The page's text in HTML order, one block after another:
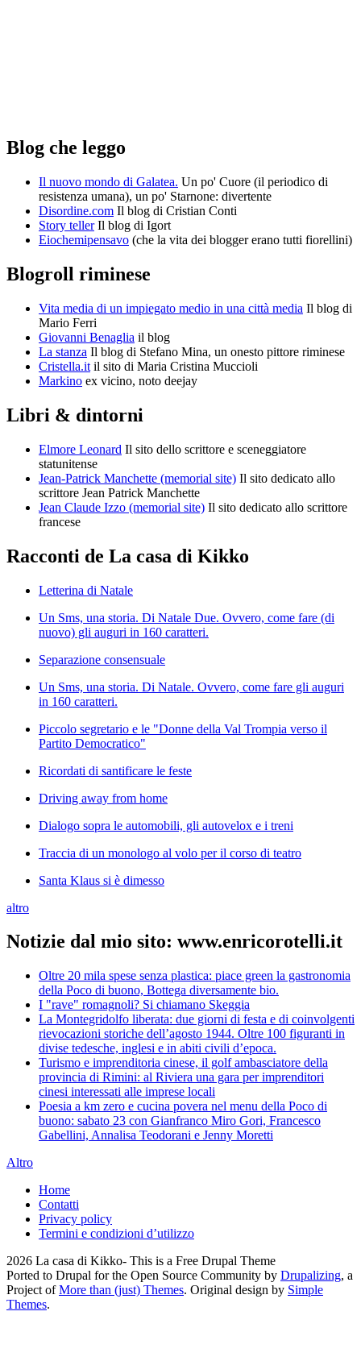
Blog che leggo
Il nuovo mondo di Galatea. Un po' Cuore (il periodico di
resistenza umana), un po' Starnone: divertente
Disordine.com Il blog di Cristian Conti
Story tellerIl blog di Igort
Eiochemipensavo (che la vita dei blogger erano tutti fiorellini)
Blogroll riminese
Vita media di un impiegato medio in una città media Il blog di
Mario Ferri
Giovanni Benaglia il blog
La stanza Il blog di Stefano Mina, un onesto pittore riminese
Cristella.it il sito di Maria Cristina Muccioli
Markino ex vicino, noto deejay
Libri & dintorni
Elmore Leonard Il sito dello scrittore e sceneggiatore
statunitense
Jean-Patrick Manchette (memorial site) Il sito dedicato allo
scrittore Jean Patrick Manchette
Jean Claude Izzo (memorial site) Il sito dedicato allo scrittore
francese
Racconti de La casa di Kikko
Letterina di Natale
Un Sms, una storia. Di Natale Due. Ovvero, come fare (di
nuovo) gli auguri in 160 caratteri.
Separazione consensuale
Un Sms, una storia. Di Natale. Ovvero, come fare gli auguri
in 160 caratteri.
Piccolo segretario e le "Donne della Val Trompia verso il
Partito Democratico"
Ricordati di santificare le feste
Driving away from home
Dialogo sopra le automobili, gli autovelox e i treni
Traccia di un monologo al volo per il corso di teatro
Santa Klaus si è dimesso
altro
Notizie dal mio sito: www.enricorotelli.it
Oltre 20 mila spese senza plastica: piace green la gastronomia
della Poco di buono, Bottega diversamente bio.
I "rave" romagnoli? Si chiamano Skeggia
La Montegridolfo liberata: due giorni di festa e di coinvolgenti
rievocazioni storiche dell’agosto 1944. Oltre 100 figuranti in
divise tedesche, inglesi e in abiti civili d’epoca.
Turismo e imprenditoria cinese, il golf ambasciatore della
provincia di Rimini: al Riviera una gara per imprenditori
cinesi interessati alle imprese locali
Poesia a km zero e cucina povera nel menu della Poco di
buono: sabato 23 con Gianfranco Miro Gori, Francesco
Gabellini, Annalisa Teodorani e Jenny Moretti
Altro
Home
Contatti
Privacy policy
Termini e condizioni d’utilizzo
2026 La casa di Kikko- This is a Free Drupal Theme
Ported to Drupal for the Open Source Community by Drupalizing, a
Project ofMore than (just) Themes. Original design by Simple
Themes.